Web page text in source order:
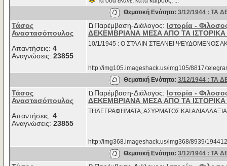
Θεματική Ενότητα: 3/12/1944 : ΤΑ
Τάσος
Αναστασόπουλος
Απαντήσεις: 4
Αναγνώσεις: 23855
Παρέμβαση-Διάλογος: Ιστορία -
ΔΕΚΕΜΒΡΙΑΝΑ ΜΕΣΑ ΑΠΟ ΤΑ
10/1/1945 : Ο ΣΤΑΛΙΝ ΣΤΕΛΝΕΙ ΨΕΥΔΟΜΕΝΟΣ
http://img105.imageshack.us/img105/8817/
Θεματική Ενότητα: 3/12/1944 : ΤΑ
Τάσος
Αναστασόπουλος
Απαντήσεις: 4
Αναγνώσεις: 23855
Παρέμβαση-Διάλογος: Ιστορία -
ΔΕΚΕΜΒΡΙΑΝΑ ΜΕΣΑ ΑΠΟ ΤΑ
ΤΗΛΕΓΡΑΦΗΜΑΤΑ, ΑΣΥΡΜΑΤΟΣ ΚΑΙ
http://img368.imageshack.us/img368/8939/
Θεματική Ενότητα: 3/12/1944 : ΤΑ